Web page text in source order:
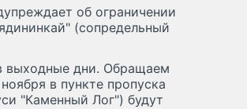
об ограничении
(сопредельный
выходные дни. Обращаем
в пункте пропуска
"Каменный Лог") будут